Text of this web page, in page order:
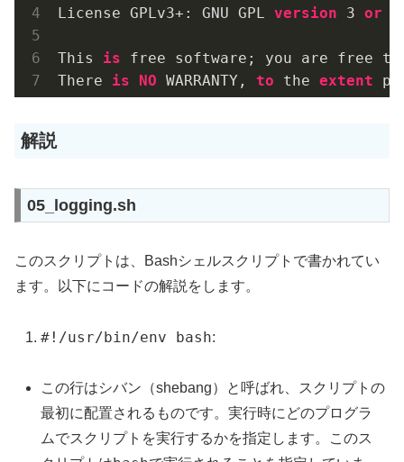
License GPLv3+: GNU GPL version 3 or
This is free software; you are free
There is NO WARRANTY, to the extent
解説
05_logging.sh
このスクリプトは、Bashシェルスクリプトで書かれてい
ます。以下にコードの解説をします。
#!/usr/bin/env bash:
この行はシバン（shebang）と呼ばれ、スクリプトの
最初に配置されるものです。実行時にどのプログラ
ムでスクリプトを実行するかを指定します。このス